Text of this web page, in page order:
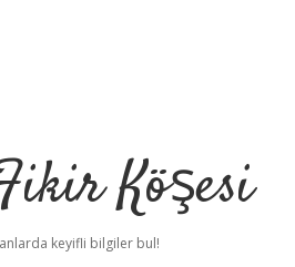
Köşesi
keyifli bilgiler bul!